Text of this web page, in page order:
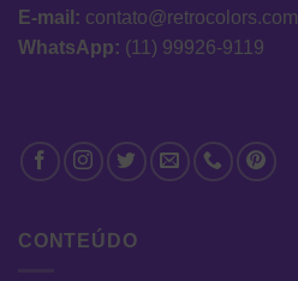
E-mail: contato@retrocolors.com
WhatsApp: (11) 99926-9119
CONTEÚDO